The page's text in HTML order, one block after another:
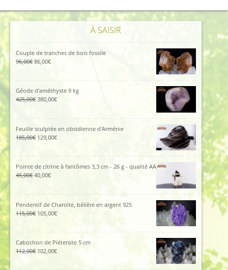
À SAISIR
Couple de tranches de bois fossile
96,00€Le
96,00€.
86,00€Le
86,00€.
Géode d'améthyste 9 kg
425,00€ Le
425,00€.
380,00€Le
380,00€.
Feuille sculptée en obsidienne d'Arménie
185,00€ Le
185,00€.
129,00€Le
est :
129,00€.
Pointe de citrine à fantômes 3,3 cm - 26 g - qualité AA
45,00€Le
45,00€.
40,00€Le
40,00€.
Pendentif de Charoïte, bélière en argent 925
115,00€ Le
115,00€.
105,00€Le
est :
105,00€.
Cabochon de Piétersite 5 cm
112,00€ Le
102,00€Le